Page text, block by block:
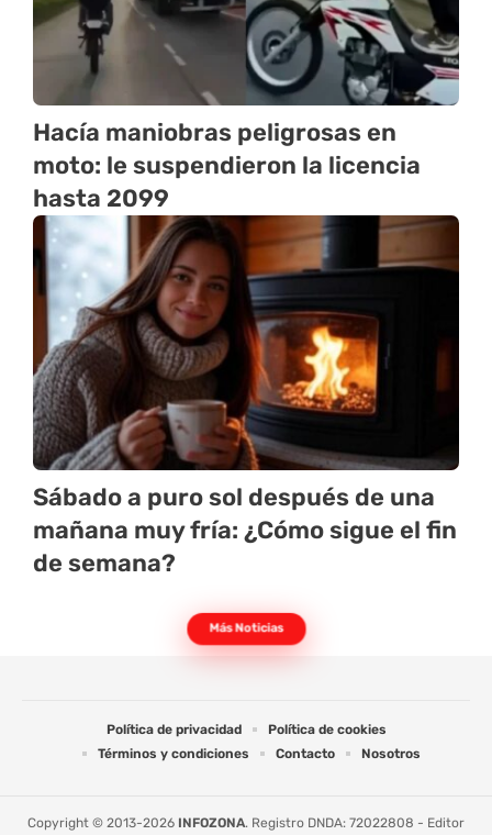
Hacía maniobras peligrosas en
moto: le suspendieron la licencia
hasta 2099
Sábado a puro sol después de una
mañana muy fría: ¿Cómo sigue el fin
de semana?
Más Noticias
Política de privacidad
Política de cookies
Términos y condiciones
Contacto Nosotros
Copyright © 2013-2026 INFOZONA. Registro DNDA: 72022808 - Editor